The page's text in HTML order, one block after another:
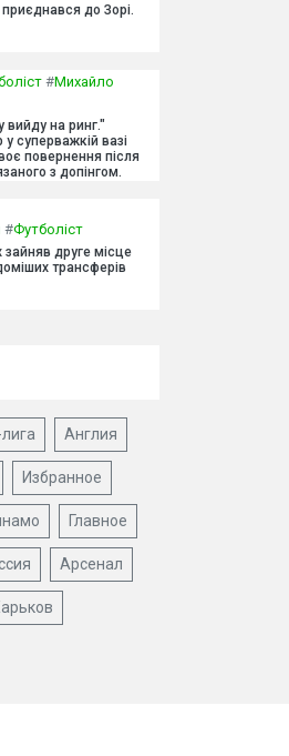
до Зорі.
#Михайло
вийду на ринг."
суперважкій вазі
повернення після
з допінгом.
#Футболіст
друге місце
трансферів
Англия
Избранное
Главное
Арсенал